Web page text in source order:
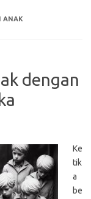
ANAK
dengan
Ke
tik
a
be